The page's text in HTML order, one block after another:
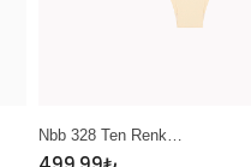
Nbb 389 Sarı Mint…